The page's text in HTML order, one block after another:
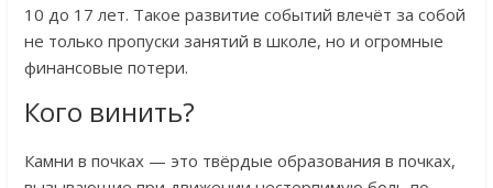
10 до 17 лет. Такое развитие событий влечёт за собой
не только пропуски занятий в школе, но и огромные
финансовые потери.
Кого винить?
Камни в почках — это твёрдые образования в почках,